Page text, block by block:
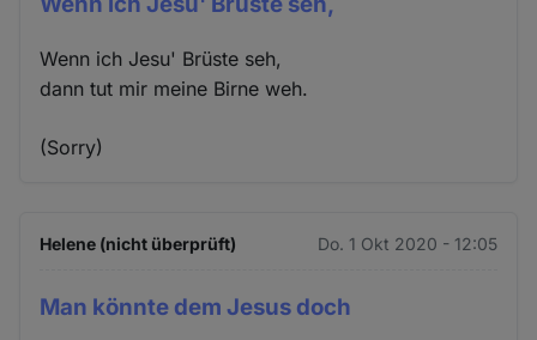
Wenn ich Jesu' Brüste seh,
dann tut mir meine Birne weh.
(Sorry)
Helene (nicht überprüft) Do. 1 Okt 2020 - 12:05
Man könnte dem Jesus doch